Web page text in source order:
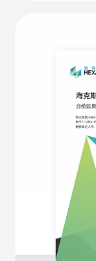
欢迎访问
么可以帮